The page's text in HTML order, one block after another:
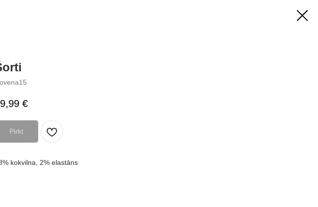
€
Pirkt
kokvilna, 2% elastāns